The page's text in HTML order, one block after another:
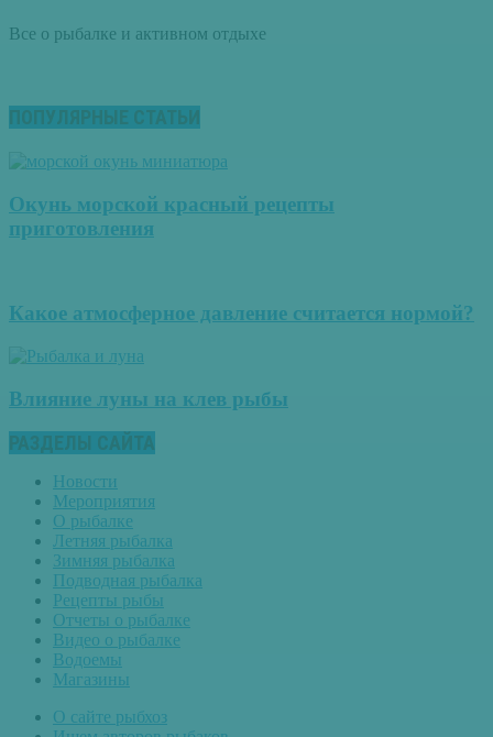
Все о рыбалке и активном отдыхе
ПОПУЛЯРНЫЕ СТАТЬИ
Окунь морской красный рецепты
приготовления
Какое атмосферное давление считается нормой?
Влияние луны на клев рыбы
РАЗДЕЛЫ САЙТА
Новости
Мероприятия
О рыбалке
Летняя рыбалка
Зимняя рыбалка
Подводная рыбалка
Рецепты рыбы
Отчеты о рыбалке
Видео о рыбалке
Водоемы
Магазины
О сайте рыбхоз